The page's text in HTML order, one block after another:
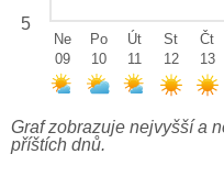
5
Ne
09
Po
10
Út
11
St
12
Čt
13
Graf zobrazuje nejvyšší a
příštích dnů.